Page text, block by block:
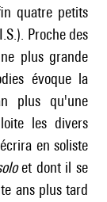
quatre petits
Proche des
plus grande
évoque la
plus qu'une
les divers
en soliste
et dont il se
ans plus tard